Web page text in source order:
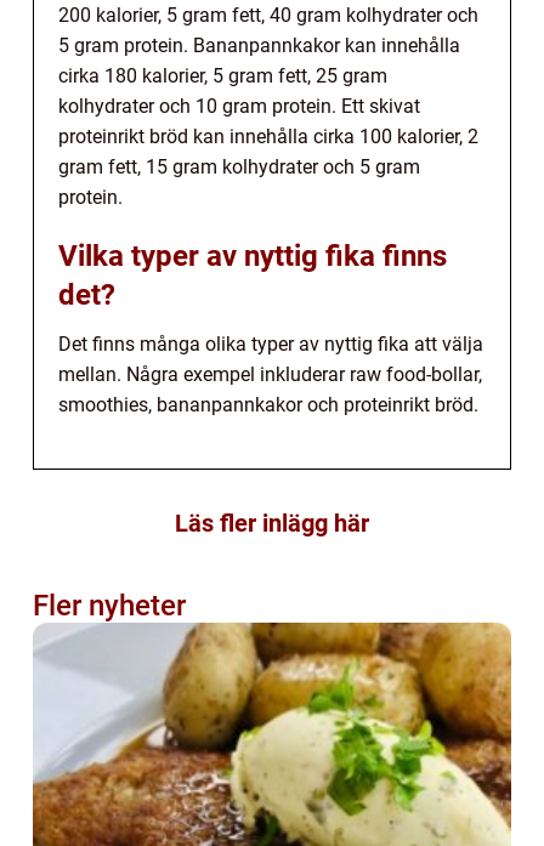
200 kalorier, 5 gram fett, 40 gram kolhydrater och
5 gram protein. Bananpannkakor kan innehålla
cirka 180 kalorier, 5 gram fett, 25 gram
kolhydrater och 10 gram protein. Ett skivat
proteinrikt bröd kan innehålla cirka 100 kalorier, 2
gram fett, 15 gram kolhydrater och 5 gram
protein.
Vilka typer av nyttig fika finns
det?
Det finns många olika typer av nyttig fika att välja
mellan. Några exempel inkluderar raw food-bollar,
smoothies, bananpannkakor och proteinrikt bröd.
Läs fler inlägg här
Fler nyheter